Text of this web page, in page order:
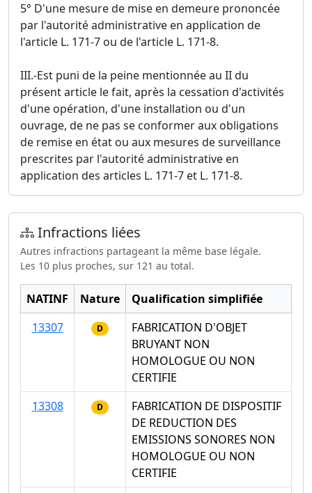
5° D'une mesure de mise en demeure prononcée
par l'autorité administrative en application de
l'article L. 171-7 ou de l'article L. 171-8.
III.-Est puni de la peine mentionnée au II du
présent article le fait, après la cessation d'activités
d'une opération, d'une installation ou d'un
ouvrage, de ne pas se conformer aux obligations
de remise en état ou aux mesures de surveillance
prescrites par l'autorité administrative en
application des articles L. 171-7 et L. 171-8.
Infractions liées
Autres infractions partageant la même base légale.
Les 10 plus proches, sur 121 au total.
NATINF Nature
Qualification simplifiée
13307
D
FABRICATION D'OBJET
BRUYANT NON
HOMOLOGUE OU NON
CERTIFIE
13308
D
FABRICATION DE DISPOSITIF
DE REDUCTION DES
EMISSIONS SONORES NON
HOMOLOGUE OU NON
CERTIFIE